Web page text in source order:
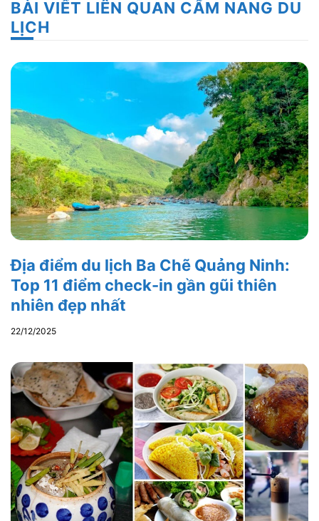
BÀI VIẾT LIÊN QUAN CẨM NANG DU
LỊCH
Địa điểm du lịch Ba Chẽ Quảng Ninh:
Top 11 điểm check-in gần gũi thiên
nhiên đẹp nhất
22/12/2025